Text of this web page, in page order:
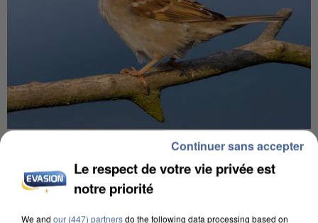
APRÈS TOUTES CES CANICULES, LES REFUGES
Le respect de votre vie privée est
notre priorité
We and our (447) partnersdo the following data processing based on
Continuer sans accepter